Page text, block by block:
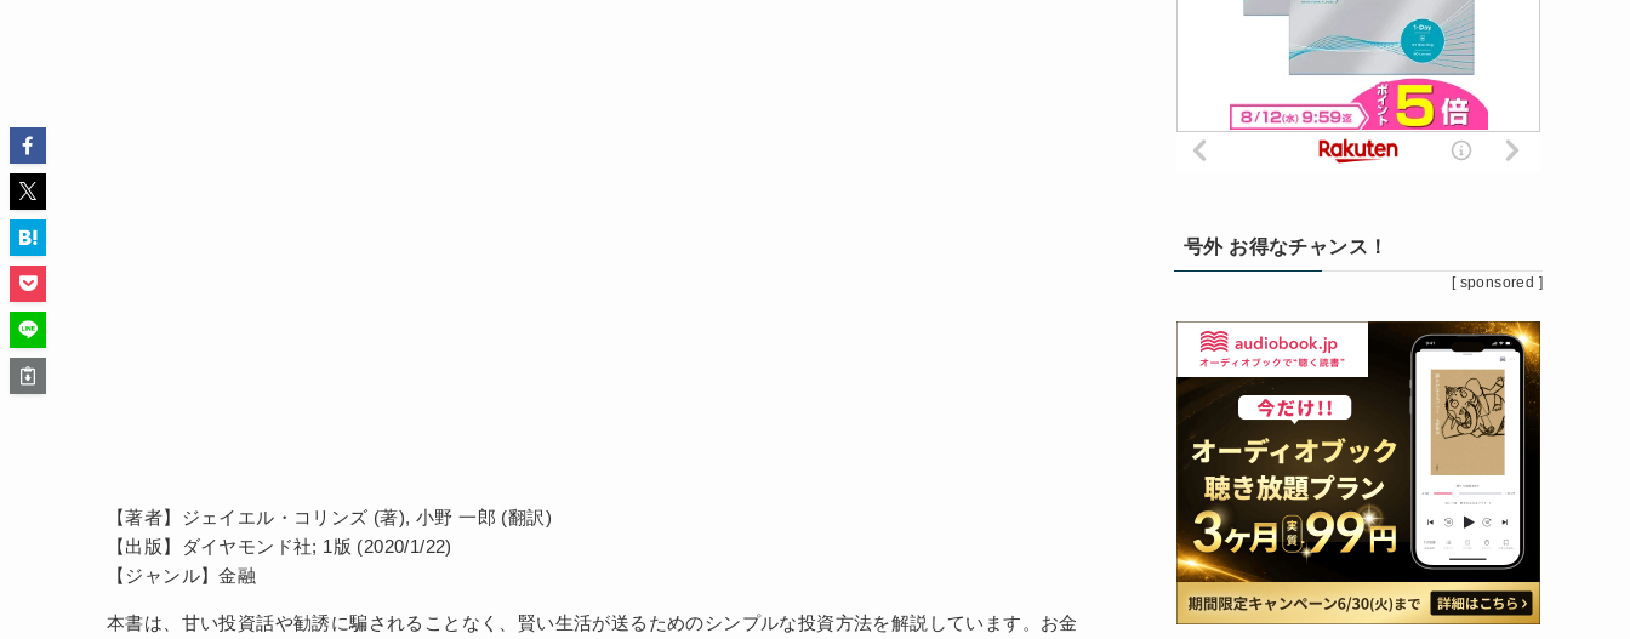
【著者】ジェイエル・コリンズ (著), 小野 一郎 (翻訳)
【出版】ダイヤモンド社; 1版 (2020/1/22)
【ジャンル】金融
本書は、甘い投資話や勧誘に騙されることなく、賢い生活が送るためのシンプルな投資方法を解説しています。お金
号外 お得なチャンス！
[ sponsored ]